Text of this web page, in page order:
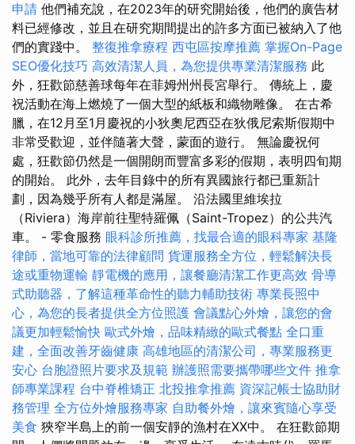
申請 他們補充說，在2023年的研究開始後，他們的廣告材
料已經修改，並且在研究期間提出的許多方面已被納入了他
們的實踐中。 整復推拿療程 西屯區按摩推薦 掌握On-Page
SEO優化技巧 高效清潔人員，為您提供專業清潔服務 此
外，狂歡節慈善球每年在菲姆州州長宮舉行。 傳統上，慶
祝活動在海上燃燒了一個大型的紙板和織物雕像。 在古希
臘，在12月至1月慶祝的小狄奧尼西亞在狄俄尼索斯假期中
非常受歡迎，並伴隨著大聲，蒙面的遊行。 無論慶祝何
處，狂歡節仍然是一個開朗而豐富多彩的假期，表明四旬期
的開始。 此外，去年目錄中的所有異國旅行都已重新計
劃，因為幾乎所有人都是滿屋。 沿法國里維埃拉
（Riviera）海岸前往聖特羅佩（Saint-Tropez）的公共汽
車。 - 零食服務 眼科診所推薦，找最合適的眼科專家 基隆
律師，當地可靠的法律顧問 貨運服務全方位，輕鬆解決長
途或重物運輸 靜電機的應用，讓餐廳清潔工作更高效 骨導
式助聽器，了解這種革命性的聽力輔助技術 專業長照中
心，為您的長者提供全方位照護 會議點心外燴，讓您的會
議更加輕鬆愉快 歐式外燴，品味精緻的歐式餐點 全口重
建，全面改善牙齒健康 高雄地區的清潔公司，專業服務更
安心 台胞證照片要求及規範 辦護照需要攜帶哪些文件 推拿
師專業課程 台中脊椎矯正 北投推拿推薦 資深記帳士協助財
務管理 全方位外燴服務專家 自助餐外燴，讓來賓隨心享受
美食 狹窄半島上的前一個安靜的漁村在XX中。 在狂歡節期